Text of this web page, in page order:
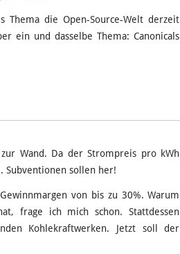
Thema die Open-Source-Welt derzeit
ein und dasselbe Thema: Canonicals
Wand. Da der Strompreis pro kWh
sollen her!
von bis zu 30%. Warum
frage ich mich schon. Stattdessen
Kohlekraftwerken. Jetzt soll der